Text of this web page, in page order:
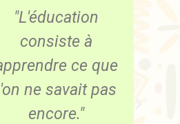
"L'éducation est
l'arme la plus
puissante qu'on
puisse utiliser
pour changer le